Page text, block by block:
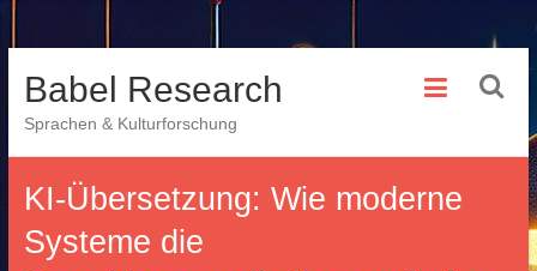
Babel Research
Sprachen & Kulturforschung
KI-Übersetzung: Wie moderne
Systeme die